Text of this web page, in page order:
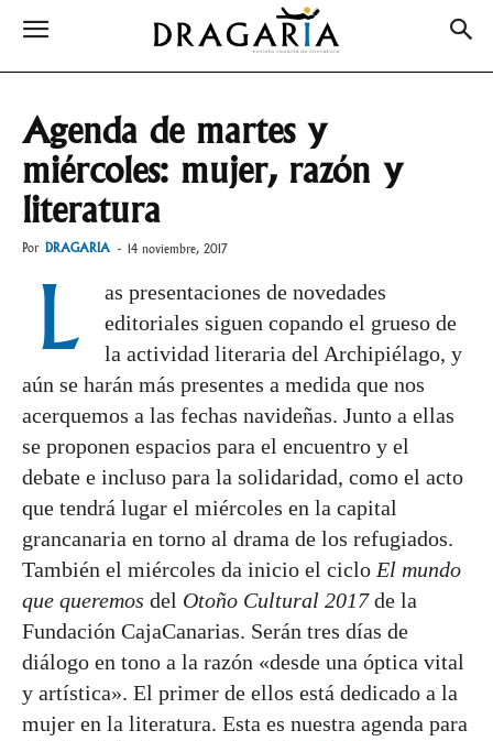
Agenda de martes y
miércoles: mujer, razón y
literatura
Por DRAGARIA - 14 noviembre, 2017
L
as presentaciones de novedades
editoriales siguen copando el grueso de
la actividad literaria del Archipiélago, y
aún se harán más presentes a medida que nos
acerquemos a las fechas navideñas. Junto a ellas
se proponen espacios para el encuentro y el
debate e incluso para la solidaridad, como el acto
que tendrá lugar el miércoles en la capital
grancanaria en torno al drama de los refugiados.
También el miércoles da inicio el ciclo El mundo
que queremos del Otoño Cultural 2017de la
Fundación CajaCanarias. Serán tres días de
diálogo en tono a la razón «desde una óptica vital
y artística». El primer de ellos está dedicado a la
mujer en la literatura. Esta es nuestra agenda para